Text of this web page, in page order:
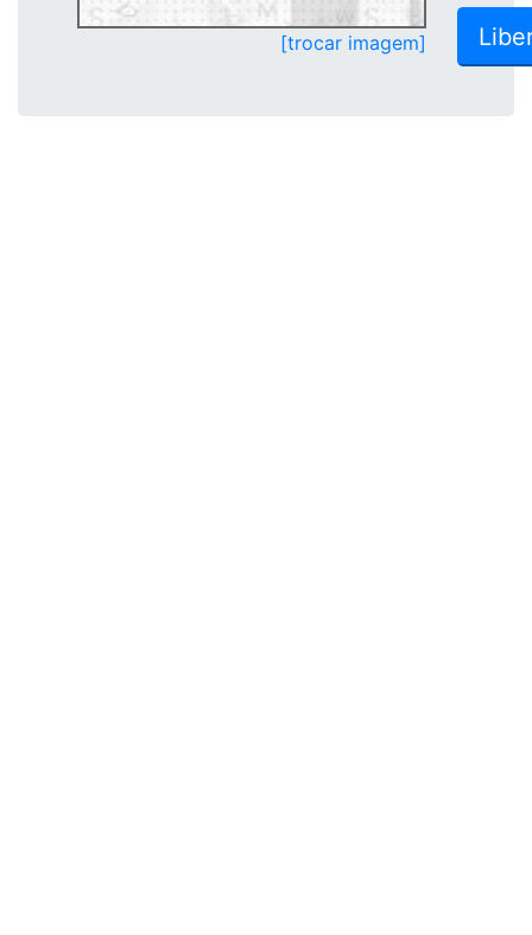
[trocar imagem]